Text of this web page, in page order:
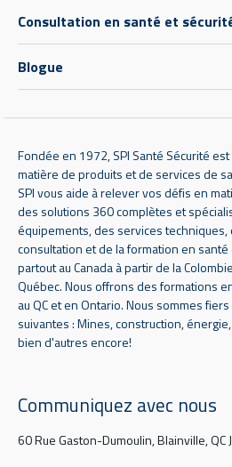
Consultation en santé et
Blogue
Fondée en 1972, SPI Santé Sécurité
matière de produits et de services de
SPI vous aide à relever vos défis en
des solutions 360 complètes et
équipements, des services techniques,
consultation et de la formation en
partout au Canada à partir de la
Québec. Nous offrons des formations
au QC et en Ontario. Nous sommes
suivantes : Mines, construction,
bien d'autres encore!
Communiquez avec nous
60 Rue Gaston-Dumoulin, Blainville, QC